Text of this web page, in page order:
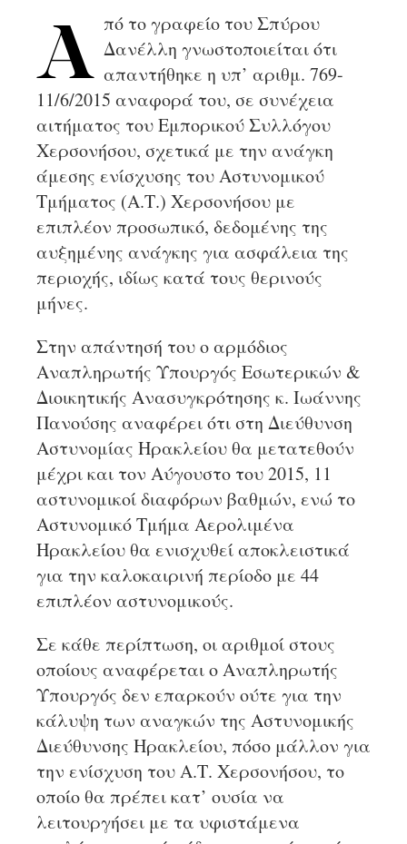
Α πό το γραφείο του Σπύρου
Δανέλλη γνωστοποιείται ότι
απαντήθηκε η υπ’ αριθμ. 769-
11/6/2015 αναφορά του, σε συνέχεια
αιτήματος του Εμπορικού Συλλόγου
Χερσονήσου, σχετικά με την ανάγκη
άμεσης ενίσχυσης του Αστυνομικού
Τμήματος (Α.Τ.) Χερσονήσου με
επιπλέον προσωπικό, δεδομένης της
αυξημένης ανάγκης για ασφάλεια της
περιοχής, ιδίως κατά τους θερινούς
μήνες.
Στην απάντησή του ο αρμόδιος
Αναπληρωτής Υπουργός Εσωτερικών &
Διοικητικής Ανασυγκρότησης κ. Ιωάννης
Πανούσης αναφέρει ότι στη Διεύθυνση
Αστυνομίας Ηρακλείου θα μετατεθούν
μέχρι και τον Αύγουστο του 2015, 11
αστυνομικοί διαφόρων βαθμών, ενώ το
Αστυνομικό Τμήμα Αερολιμένα
Ηρακλείου θα ενισχυθεί αποκλειστικά
για την καλοκαιρινή περίοδο με 44
επιπλέον αστυνομικούς.
Σε κάθε περίπτωση, οι αριθμοί στους
οποίους αναφέρεται ο Αναπληρωτής
Υπουργός δεν επαρκούν ούτε για την
κάλυψη των αναγκών της Αστυνομικής
Διεύθυνσης Ηρακλείου, πόσο μάλλον για
την ενίσχυση του Α.Τ. Χερσονήσου, το
οποίο θα πρέπει κατ’ ουσία να
λειτουργήσει με τα υφιστάμενα